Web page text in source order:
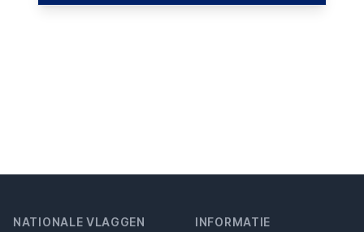
NATIONALE VLAGGEN INFORMATIE